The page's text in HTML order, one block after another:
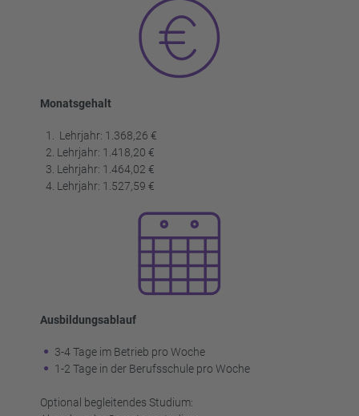
Monatsgehalt
Lehrjahr: 1.368,26 €
Lehrjahr: 1.418,20 €
Lehrjahr: 1.464,02 €
Lehrjahr: 1.527,59 €
Ausbildungsablauf
3-4 Tage im Betrieb pro Woche
1-2 Tage in der Berufsschule pro Woche
Optional begleitendes Studium: